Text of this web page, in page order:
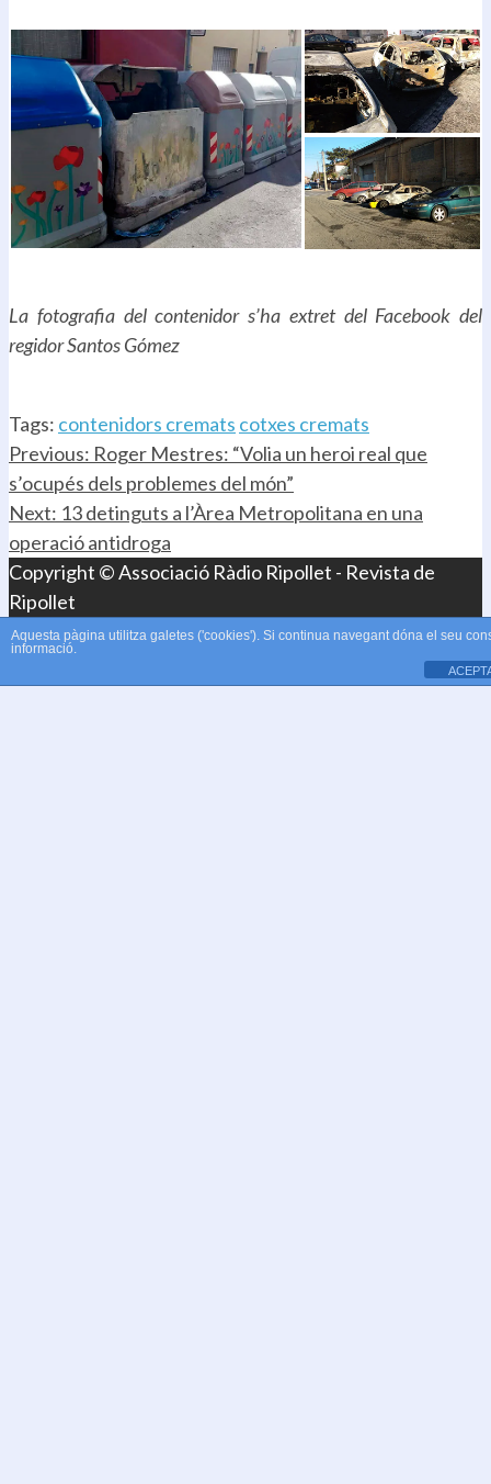
La fotografia del contenidor s’ha extret del Facebook del
regidor Santos Gómez
Tags: contenidors cremats cotxes cremats
Continue
Reading
Previous: Roger Mestres: “Volia un heroi real que
s’ocupés dels problemes del món”
Next: 13 detinguts a l’Àrea Metropolitana en una
operació antidroga
Copyright © Associació Ràdio Ripollet - Revista de
Ripollet
Aquesta pàgina utilitza galetes ('cookies'). Si continua navegant dóna el seu
informació.